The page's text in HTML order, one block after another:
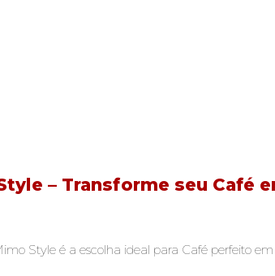
– Transforme seu
Style é a escolha ideal para Café perfeito